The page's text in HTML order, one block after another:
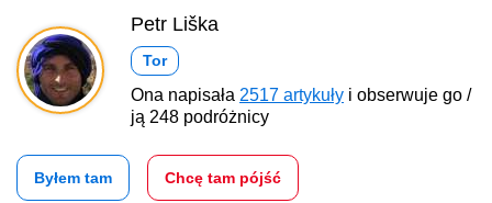
Petr Liška
Tor
Ona napisała 2517 artykuły i obserwuje go /
ją 248 podróżnicy
Byłem tam Chcę tam pójść